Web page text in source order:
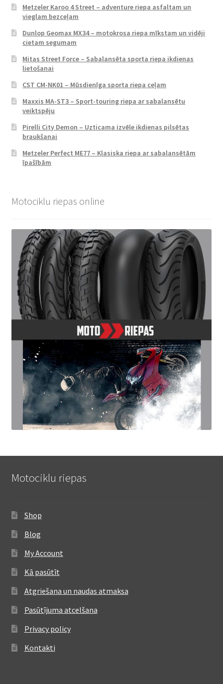
Metzeler Karoo 4 Street – adventure riepa asfaltam un
vieglam bezceļam
Dunlop Geomax MX34 – motokrosa riepa mīkstam un vidēji
cietam segumam
Mitas Street Force – Sabalansēta sporta riepa ikdienas
lietošanai
CST CM-NK01 – Mūsdienīga sporta riepa ceļam
Maxxis MA-ST3 – Sport-touring riepa ar sabalansētu
veiktspēju
Pirelli City Demon – Uzticama izvēle ikdienas pilsētas
braukšanai
Metzeler Perfect ME77 – Klasiska riepa ar sabalansētām
īpašībām
Motociklu riepas online
Motociklu riepas
Shop
Blog
My Account
Kā pasūtīt
Atgriešana un naudas atmaksa
Pasūtījuma atcelšana
Privacy policy
Kontakti